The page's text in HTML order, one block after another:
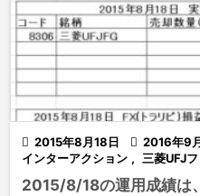
 2015年8月18日  2016年9
インターアクション , 三菱UFJ
2015/8/18の運用成績は